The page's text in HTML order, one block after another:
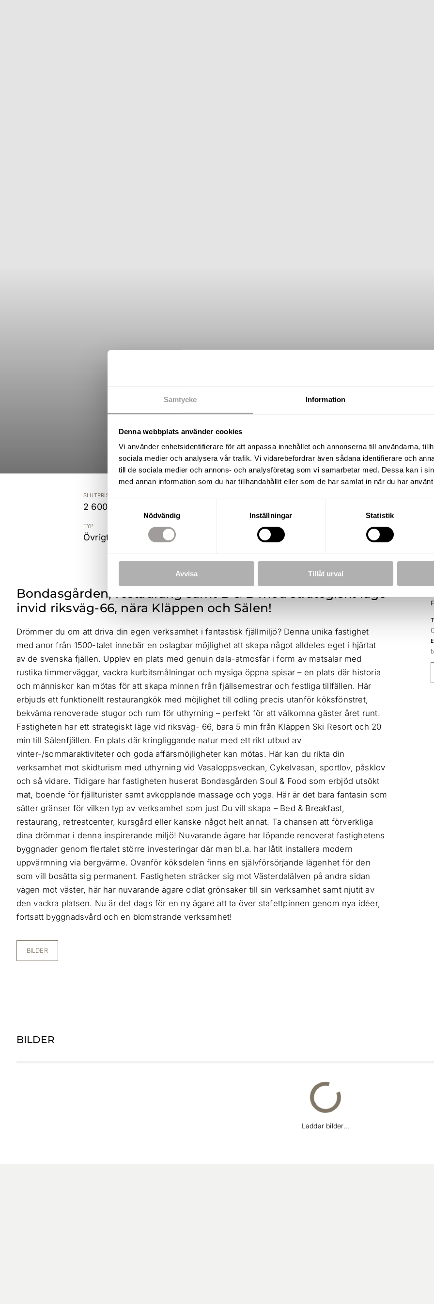
Samtycke Information
Denna webbplats använder cookies
Vi använder enhetsidentifierare för att anpassa innehållet och annonserna till användarna,
sociala medier och analysera vår trafik. Vi vidarebefordrar även sådana identifierare och
till de sociala medier och annons- och analysföretag som vi samarbetar med. Dessa kan i
med annan information som du har tillhandahållit eller som de har samlat in när du har
Samtyckesval
Nödvändig
Inställningar Statistik
Avvisa Tillåt urval
Torgås 164, Lima-Torgås
SLUTPRIS
2 600 000 kr
TYP
Övrigt
UPPLÅTELSEFORM
Friköpt
Bondasgården, restaurang samt B & B med strategiskt läge
invid riksväg-66, nära Kläppen och Sälen!
Drömmer du om att driva din egen verksamhet i fantastisk fjällmiljö? Denna unika fastighet
med anor från 1500-talet innebär en oslagbar möjlighet att skapa något alldeles eget i hjärtat
av de svenska fjällen. Upplev en plats med genuin dala-atmosfär i form av matsalar med
rustika timmerväggar, vackra kurbitsmålningar och mysiga öppna spisar – en plats där historia
och människor kan mötas för att skapa minnen från fjällsemestrar och festliga tillfällen. Här
erbjuds ett funktionellt restaurangkök med möjlighet till odling precis utanför köksfönstret,
bekväma renoverade stugor och rum för uthyrning – perfekt för att välkomna gäster året runt.
Fastigheten har ett strategiskt läge vid riksväg- 66, bara 5 min från Kläppen Ski Resort och 20
min till Sälenfjällen. En plats där kringliggande natur med ett rikt utbud av
vinter-/sommaraktiviteter och goda affärsmöjligheter kan mötas. Här kan du rikta din
verksamhet mot skidturism med uthyrning vid Vasaloppsveckan, Cykelvasan, sportlov, påsklov
och så vidare. Tidigare har fastigheten huserat Bondasgården Soul & Food som erbjöd utsökt
mat, boende för fjällturister samt avkopplande massage och yoga. Här är det bara fantasin som
sätter gränser för vilken typ av verksamhet som just Du vill skapa – Bed & Breakfast,
restaurang, retreatcenter, kursgård eller kanske något helt annat. Ta chansen att förverkliga
dina drömmar i denna inspirerande miljö! Nuvarande ägare har löpande renoverat fastighetens
byggnader genom flertalet större investeringar där man bl.a. har låtit installera modern
uppvärmning via bergvärme. Ovanför köksdelen finns en självförsörjande lägenhet för den
som vill bosätta sig permanent. Fastigheten sträcker sig mot Västerdalälven på andra sidan
vägen mot väster, här har nuvarande ägare odlat grönsaker till sin verksamhet samt njutit av
den vackra platsen. Nu är det dags för en ny ägare att ta över stafettpinnen genom nya idéer,
fortsatt byggnadsvård och en blomstrande verksamhet!
BILDER
BILDER
Laddar bilder...